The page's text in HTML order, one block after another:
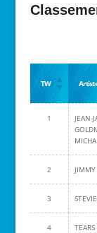
TW
1
JEAN-
2 JIMMY
3
4 TEARS